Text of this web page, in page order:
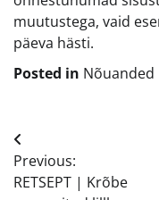
muutustega, vaid
päeva hästi.
Posted in Nõuanded
Navigeerimine
Previous:
RETSEPT | Krõbe